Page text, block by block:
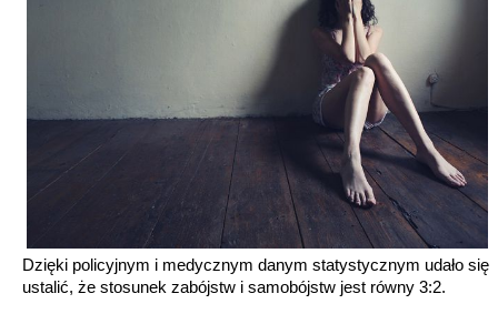
Dzięki policyjnym i medycznym danym statystycznym udało się
ustalić, że stosunek zabójstw i samobójstw jest równy 3:2.